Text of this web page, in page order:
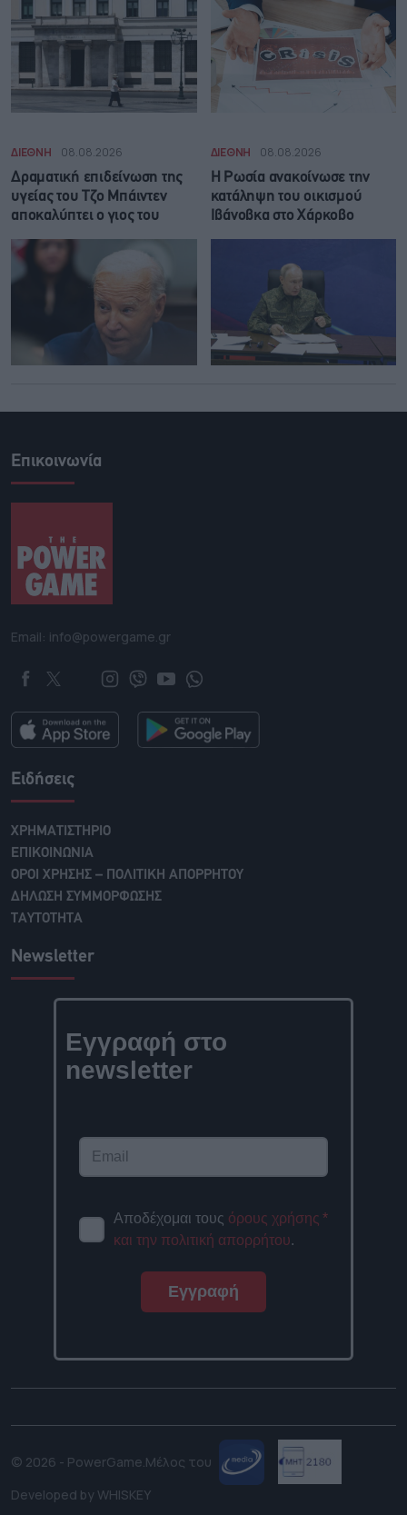
ΔΙΕΘΝΗ 08.08.2026
Δραματική επιδείνωση της
υγείας του Τζο Μπάιντεν
αποκαλύπτει ο γιος του
ΔΙΕΘΝΗ 08.08.2026
Η Ρωσία ανακοίνωσε την
κατάληψη του οικισμού
Ιβάνοβκα στο Χάρκοβο
Επικοινωνία
Email: info@powergame.gr
Ειδήσεις
ΧΡΗΜΑΤΙΣΤΗΡΙΟ
ΕΠΙΚΟΙΝΩΝΙΑ
ΟΡΟΙ ΧΡΗΣΗΣ – ΠΟΛΙΤΙΚΗ ΑΠΟΡΡΗΤΟΥ
ΔΗΛΩΣΗ ΣΥΜΜΟΡΦΩΣΗΣ
ΤΑΥΤΟΤΗΤΑ
Newsletter
Εγγραφή στο
newsletter
Αποδέχομαι τους όρους χρήσης
και την πολιτική απορρήτου.
*
Εγγραφή
© 2026 - PowerGame.Μέλος του
Developed by WHISKEY